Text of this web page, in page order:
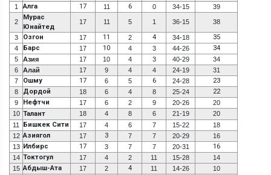
1
Алга 17 11 6 0 34-15 39
2
Мурас
Юнайтед
17 11 5 1 36-15 38
3 Озгон 17 11 2 4 34-18 35
4 Барс 17 10 4 3 44-26 34
5 Азия 17 10 4 3 40-29
34
6
Алай 17 9 4 4 24-19
31
7
Ошму 17 6 5 6 24-28 23
8 Дордой 18 6 4 8 25-24 22
9 Нефтчи 17 6 2 9 20-26
20
10 Талант 18 4 8 6 21-19
20
11
Бишкек Сити 17 4 6 7 15-22
18
12 Азиягол 17 3 7 7 20-29
16
13 Илбирс 17 3 7 7 20-31 16
14 Токтогул 17 4 2 11 15-28
14
15 Абдыш-Ата 17 2 4 11 14-26
10